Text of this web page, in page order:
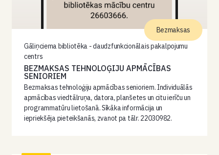
Gāliņciema bibliotēka - daudzfunkcionālais pakalpojumu
centrs
BEZMAKSAS TEHNOLOĢIJU APMĀCĪBAS
SENIORIEM
Bezmaksas tehnoloģiju apmācības senioriem. Individuālās
apmācības viedtālruņa, datora, planšetes un citu ierīču un
programmatūru lietošanā. Sīkāka informācija un
iepriekšēja pieteikšanās, zvanot pa tālr. 22030982.
Bezmaksas